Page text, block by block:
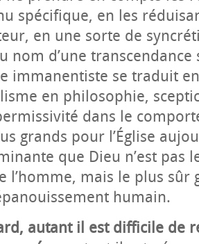
spécifique, en les
en une sorte de
nom d’une transcendance
immanentiste se traduit
en philosophie,
dans le
grands pour l’Église
que Dieu n’est pas
l’homme, mais le plus sûr
humain.
autant il est difficile de